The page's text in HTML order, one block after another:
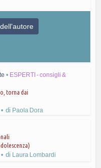
• ESPERTI - consigli &
torna dai
di Paola Dora
di Laura Lombardi